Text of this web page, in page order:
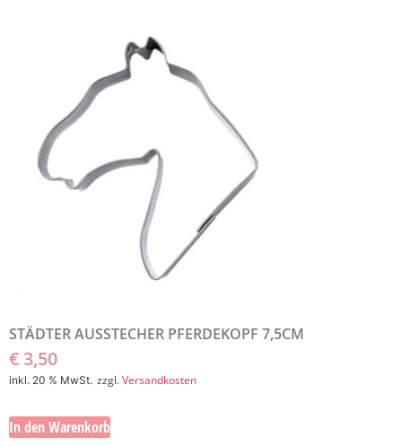
STÄDTER AUSSTECHER PFERDEKOPF 7,5CM
€ 3,50
inkl. 20 % MwSt. zzgl.Versandkosten
In den Warenkorb